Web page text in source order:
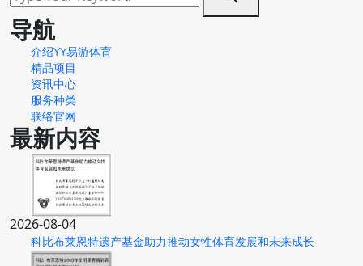
导航
介绍YY易游体育
精品项目
资讯中心
服务种类
联络官网
最新内容
2026-08-04
科比布莱恩特遗产基金助力推动女性体育发展和未来成长